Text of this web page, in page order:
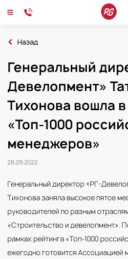
2022
Генеральный директор «РГ-Девелопмент»
Новости Интервью
Назад
Генеральный
Девелопмент»
Тихонова вошла
«Топ-1000
менеджеров»
28.09.2022
Генеральный директор «РГ-
Тихонова заняла высокое пятое
руководителей по разным
«Строительство и девелопмент».
рамках рейтинга «Топ-1000
ежегодно готовится Ассоциацией